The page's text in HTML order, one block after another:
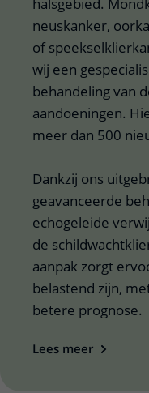
neuskanker,
of
wij een
behandeling van
aandoeningen.
meer dan 500
Dankzij ons
geavanceerde
echogeleide
de
aanpak zorgt
belastend zijn,
betere prognose.
Lees meer